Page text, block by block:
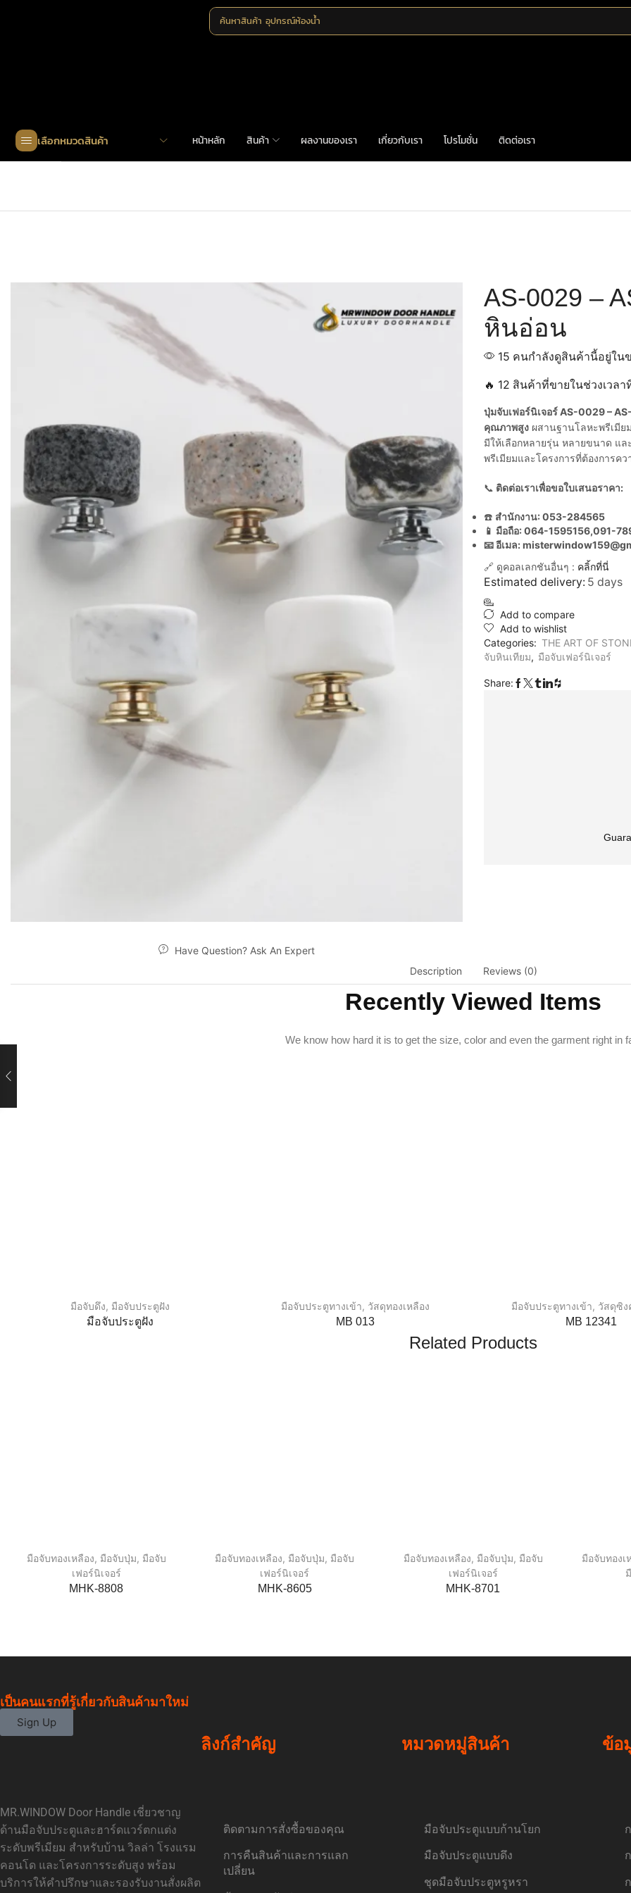
ค้นหาสินค้า อุปกรณ์ห้องน้ำ
เลือกหมวดสินค้า หน้าหลัก สินค้า ผลงานของเรา เกี่ยวกับเรา โปรโมชั่น ติดต่อเรา
Have Question? Ask An Expert
AS-0029 –
หินอ่อน
15 คนกำลังดูสินค้านี้อยู่ใ
🔥 12 สินค้าที่ขายในช่วงเวล
ปุ่มจับเฟอร์นิเจอร์ AS-0029 –
คุณภาพสูง ผสานฐานโลหะพรีเมีย
มีให้เลือกหลายรุ่น หลายขนาด แ
พรีเมียมและโครงการที่ต้องการค
📞 ติดต่อเราเพื่อขอใบเสนอราคา:
☎️ สำนักงาน: 053-284565
📱 มือถือ: 064-1595156,091-
📧 อีเมล:
🔗 ดูคอลเลกชันอื่นๆ : คลิ้กที่นี่
Estimated delivery: 5 days
Add to compare
Add to wishlist
Categories: THE ART OF
จับหินเทียม, มือจับเฟอร์นิเจอร์
Share:
Description Reviews (0)
Recently Viewed Items
We know how hard it is to get the size, color and even the garment right in
มือจับดึง, มือจับประตูฝัง
มือจับประตูฝัง
มือจับประตูทางเข้า, วัสดุทองเหลือง
MB 013
มือจับประตูทางเข้า, วัสดุซิง
MB 12341
Related Products
มือจับทองเหลือง, มือจับปุ่ม, มือจับ
เฟอร์นิเจอร์
MHK-8808
มือจับทองเหลือง, มือจับปุ่ม, มือจับ
เฟอร์นิเจอร์
MHK-8605
มือจับทองเหลือง, มือจับปุ่ม, มือจับ
เฟอร์นิเจอร์
MHK-8701
มือจับทองเ
เป็นคนแรกที่รู้เกี่ยวกับสินค้ามาใหม่
Sign Up
MR.WINDOW Door Handle เชี่ยวชาญ
ด้านมือจับประตูและฮาร์ดแวร์ตกแต่ง
ระดับพรีเมียม สำหรับบ้าน วิลล่า โรงแรม
คอนโด และโครงการระดับสูง พร้อม
บริการให้คำปรึกษาและรองรับงานสั่งผลิต
ลิงก์สำคัญ
ติดตามการสั่งซื้อของคุณ
การคืนสินค้าและการแลก
เปลี่ยน
หมวดหมู่สินค้า
มือจับประตูแบบก้านโยก
มือจับประตูแบบดึง
ชุดมือจับประตูหรูหรา
ข้อ